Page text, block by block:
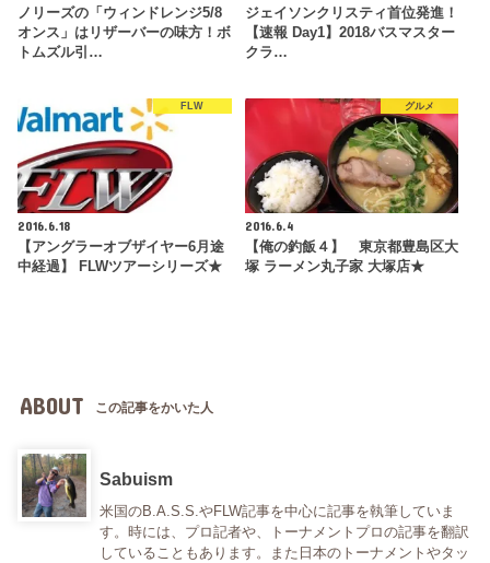
ノリーズの「ウィンドレンジ5/8
オンス」はリザーバーの味方！ボ
トムズル引…
ジェイソンクリスティ首位発進！
【速報 Day1】2018バスマスター
クラ…
FLW
2016.6.18
【アングラーオブザイヤー6月途
中経過】 FLWツアーシリーズ★
グルメ
2016.6.4
【俺の釣飯４】 東京都豊島区大
塚 ラーメン丸子家 大塚店★
ABOUT この記事をかいた人
Sabuism
米国のB.A.S.S.やFLW記事を中心に記事を執筆していま
す。時には、プロ記者や、トーナメントプロの記事を翻訳
していることもあります。また日本のトーナメントやタッ